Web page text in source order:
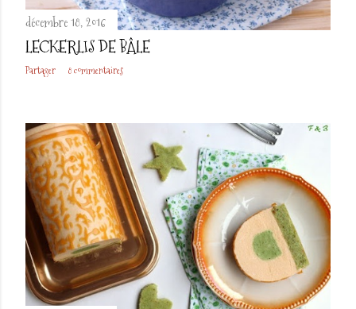
décembre 18, 2016
LECKERLIS DE BÂLE
Partager 8 commentaires